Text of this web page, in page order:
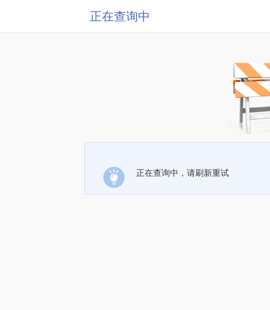
正在查询中
正在查询中，请刷新重试